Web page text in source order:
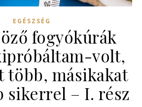
EGÉSZSÉG
fogyókúrák
volt,
több, másikakat
sikerrel – I. rész